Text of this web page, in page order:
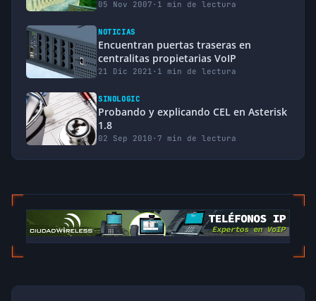
05 Nov 2007 · 1 min de lectura
NOTICIAS
Encuentran puertas traseras en
centralitas propietarias VoIP
21 Dic 2021 · 1 min de lectura
SINOLOGIC
Probando y explicando CEL en Asterisk
1.8
02 Sep 2010 · 7 min de lectura